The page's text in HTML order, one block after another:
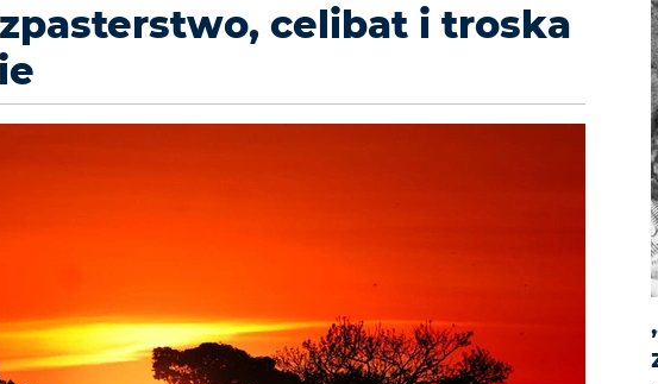
celibat i troska